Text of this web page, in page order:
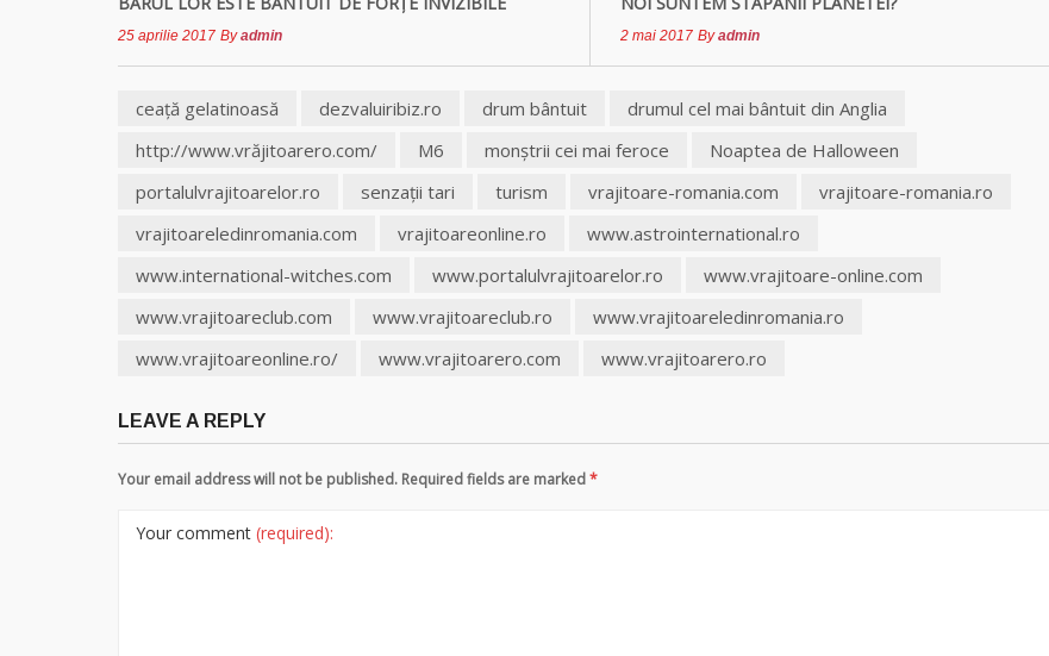
25 aprilie 2017 Byadmin 2 mai 2017 Byadmin
ceaţă gelatinoasă dezvaluiribiz.ro drum bântuit
drumul cel mai bântuit din Anglia
http://www.vrăjitoarero.com/
M6 monştrii cei mai feroce
Noaptea de Halloween
portalulvrajitoarelor.ro
senzaţii tari turism vrajitoare-romania.com
vrajitoare-romania.ro
vrajitoareledinromania.com
vrajitoareonline.ro
www.astrointernational.ro
www.international-witches.com
www.portalulvrajitoarelor.ro
www.vrajitoare-online.com
www.vrajitoareclub.com
www.vrajitoareclub.ro
www.vrajitoareledinromania.ro
www.vrajitoareonline.ro/
www.vrajitoarero.com www.vrajitoarero.ro
LEAVE A REPLY
Your email address will not be published. Required fields are marked*
Your comment (required):